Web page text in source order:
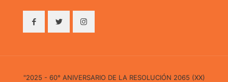
"2025 - 60° ANIVERSARIO DE LA RESOLUCIÓN 2065 (XX)